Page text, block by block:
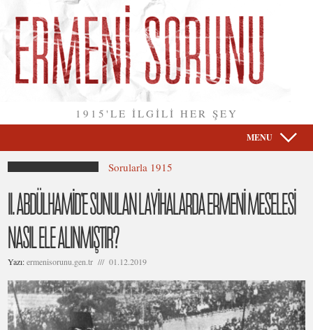
1915'LE İLGİLİ HER ŞEY
MENU
Sorularla 1915
II. ABDÜLHAMİD’E SUNULAN LAYİHALARDA ERMENİ MESELESİ
NASIL ELE ALINMIŞTIR?
Yazı:ermenisorunu.gen.tr /// 01.12.2019